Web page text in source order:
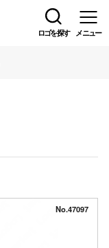
ロゴを探す メニュー
No.47097